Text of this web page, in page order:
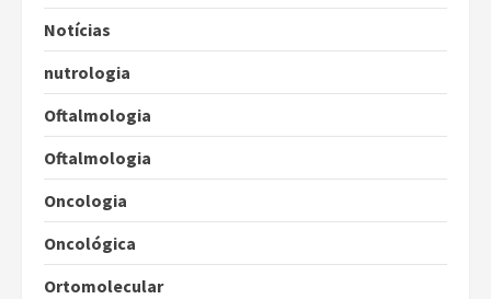
Notícias
nutrologia
Oftalmologia
Oftalmologia
Oncologia
Oncológica
Ortomolecular